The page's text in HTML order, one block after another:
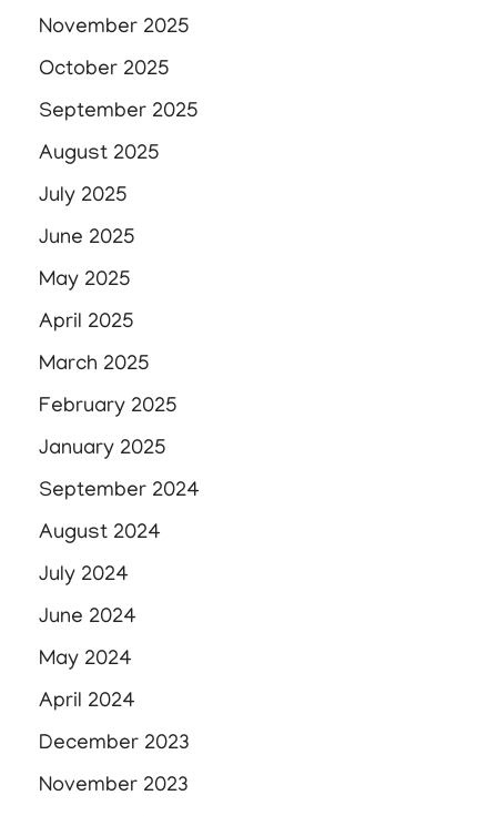
November 2025
October 2025
September 2025
August 2025
July 2025
June 2025
May 2025
April 2025
March 2025
February 2025
January 2025
September 2024
August 2024
July 2024
June 2024
May 2024
April 2024
December 2023
November 2023